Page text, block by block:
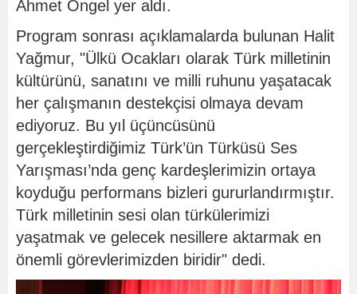
Ahmet Öngel yer aldı.
Program sonrası açıklamalarda bulunan Halit
Yağmur, "Ülkü Ocakları olarak Türk milletinin
kültürünü, sanatını ve milli ruhunu yaşatacak
her çalışmanın destekçisi olmaya devam
ediyoruz. Bu yıl üçüncüsünü
gerçekleştirdiğimiz Türk’ün Türküsü Ses
Yarışması’nda genç kardeşlerimizin ortaya
koyduğu performans bizleri gururlandırmıştır.
Türk milletinin sesi olan türkülerimizi
yaşatmak ve gelecek nesillere aktarmak en
önemli görevlerimizden biridir" dedi.